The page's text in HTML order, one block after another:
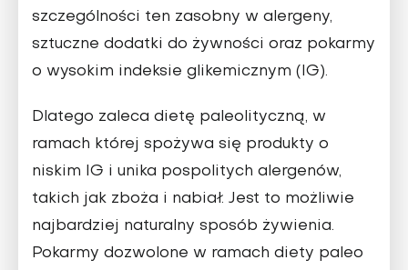
szczególności ten zasobny w alergeny,
sztuczne dodatki do żywności oraz pokarmy
o wysokim indeksie glikemicznym (IG).
Dlatego zaleca dietę paleolityczną, w
ramach której spożywa się produkty o
niskim IG i unika pospolitych alergenów,
takich jak zboża i nabiał. Jest to możliwie
najbardziej naturalny sposób żywienia.
Pokarmy dozwolone w ramach diety paleo